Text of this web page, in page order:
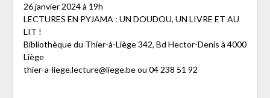
26 janvier 2024 à 19h
LECTURES EN PYJAMA : UN DOUDOU, UN LIVRE ET AU
LIT !
Bibliothèque du Thier-à-Liège 342, Bd Hector-Denis à 4000
Liège
thier-a-liege.lecture@liege.be ou 04 238 51 92